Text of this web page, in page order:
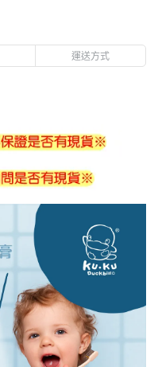
運送方式